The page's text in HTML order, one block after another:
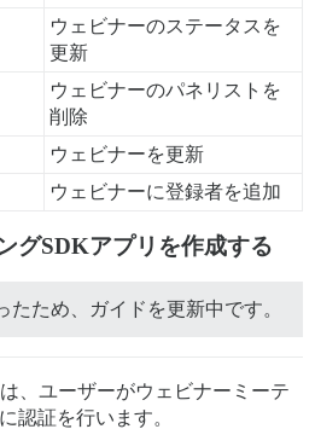
ウェビナーのステータスを
更新
ウェビナーのパネリストを
削除
ウェビナーを更新
ウェビナーに登録者を追加
グSDKアプリを作成する
たため、ガイドを更新中です。
、ユーザーがウェビナーミーテ
認証を行います。